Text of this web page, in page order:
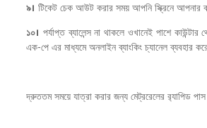
৯। টিকেট চেক আউট করার সময় আপনি স্ক্রিনে আপনার
১০। পর্যাপ্ত ব্যালেন্স না থাকলে ওখানেই পাশে
এক-পে এর মাধ্যমে অনলাইন ব্যাংকিং চ্যানেল ব্যবহার
দ্রুততম সময়ে যাত্রা করার জন্য মেট্ররেলের র‍্যাপিড